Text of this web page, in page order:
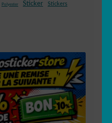
Polyester Sticker Stickers